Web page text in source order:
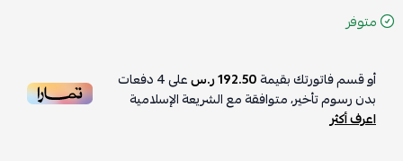
متوفر
أو قسم فاتورتك بقيمة192.50 ر.س على4دفعات
بدون رسوم تأخير، متوافقة مع الشريعة الإسلامية
اعرف أكثر